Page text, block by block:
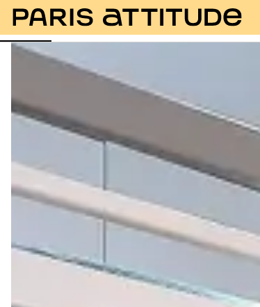
Fotos Descrição Equipamentos